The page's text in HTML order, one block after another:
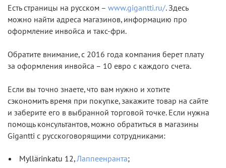
Есть страницы на русском – www.gigantti.ru/. Здесь
можно найти адреса магазинов, информацию про
оформление инвойса и такс-фри.
Обратите внимание, c 2016 года компания берет плату
за оформления инвойса – 10 евро с каждого счета.
Если вы точно знаете, что вам нужно и хотите
сэкономить время при покупке, закажите товар на сайте
и заберите его в выбранной торговой точке. Если нужна
помощь консультантов, можно обратиться в магазины
Gigantti с русскоговорящими сотрудниками:
Myllärinkatu 12,Лаппеенранта;